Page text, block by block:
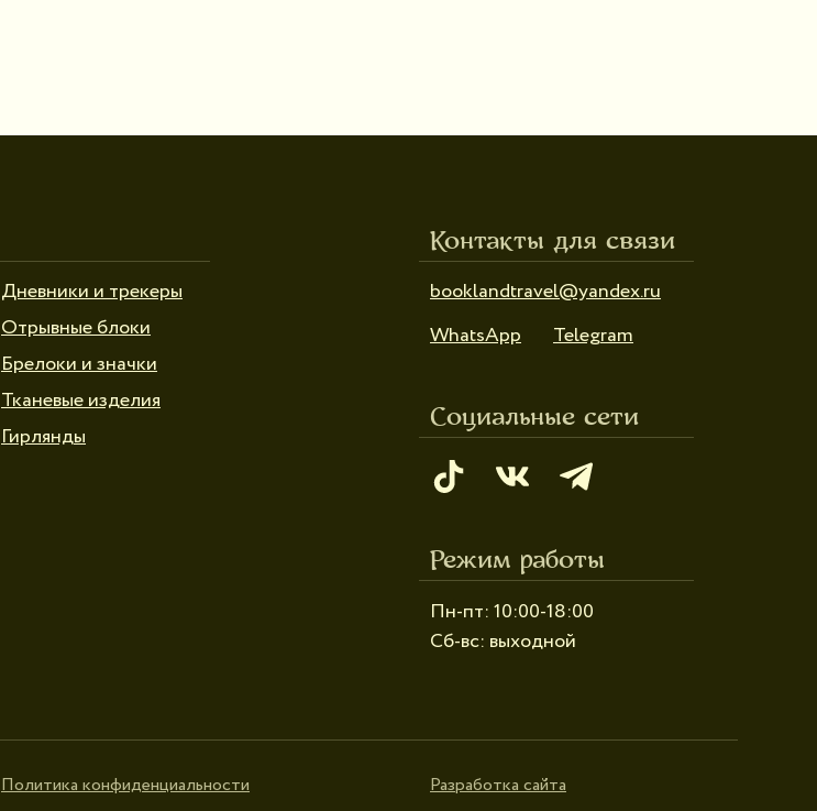
Дневники и трекеры
Отрывные блоки
Брелоки и значки
Тканевые изделия
Гирлянды
booklandtravel@yandex.ru
WhatsApp
Telegram
Разработка сайта
Политика конфиденциальности
Контакты для связи
Пн-пт: 10:00-18:00
Сб-вс: выходной
Режим работы
Социальные сети